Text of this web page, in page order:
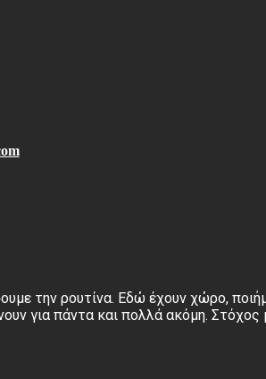
την ρουτίνα. Εδώ έχουν χώρο,
για πάντα και πολλά ακόμη. Στόχος